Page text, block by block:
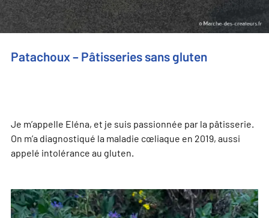
Patachoux – Pâtisseries sans gluten
Je m’appelle Eléna, et je suis passionnée par la pâtisserie.
On m’a diagnostiqué la maladie cœliaque en 2019, aussi
appelé intolérance au gluten.